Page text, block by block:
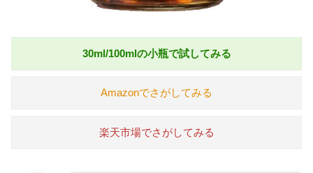
30ml/100mlの小瓶で試してみる
Amazonでさがしてみる
楽天市場でさがしてみる